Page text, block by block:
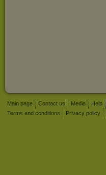
Main page Contact us Media Help
Terms and conditions
Privacy policy